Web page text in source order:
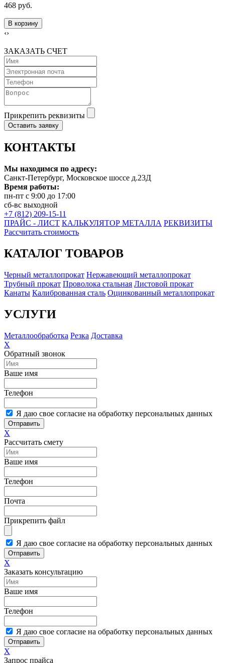
468 руб.
В корзину
‹›
ЗАКАЗАТЬ СЧЕТ
Прикрепить реквизиты
Оставить заявку
КОНТАКТЫ
Мы находимся по адресу:
Санкт-Петербург, Московское шоссе д.23Д
Время работы:
пн-пт с 9:00 до 17:00
сб-вс выходной
+7 (812) 209-15-11
ПРАЙС - ЛИСТ КАЛЬКУЛЯТОР МЕТАЛЛА РЕКВИЗИТЫ
Рассчитать стоимость
КАТАЛОГ ТОВАРОВ
Черный металлопрокат Нержавеющий металлопрокат
Трубный прокат Проволока стальная Листовой прокат
Канаты Калиброванная сталь Оцинкованный металлопрокат
УСЛУГИ
Металлообработка Резка Доставка
X
Обратный звонок
Ваше имя
Телефон
Я даю свое согласие на обработку персональных данных
Отправить
X
Рассчитать смету
Ваше имя
Телефон
Почта
Прикрепить файл
Я даю свое согласие на обработку персональных данных
Отправить
X
Заказать консультацию
Ваше имя
Телефон
Я даю свое согласие на обработку персональных данных
Отправить
X
Запрос прайса